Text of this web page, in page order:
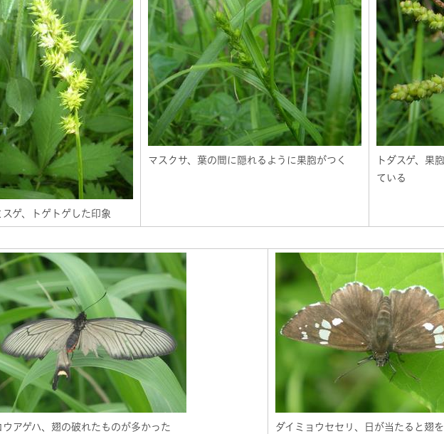
スゲ、トゲトゲした印象
マスクサ、葉の間に隠れるように果胞がつく
トダスゲ、果
ている
ウアゲハ、翅の破れたものが多かった ダイミョウセセリ、日が当たると翅